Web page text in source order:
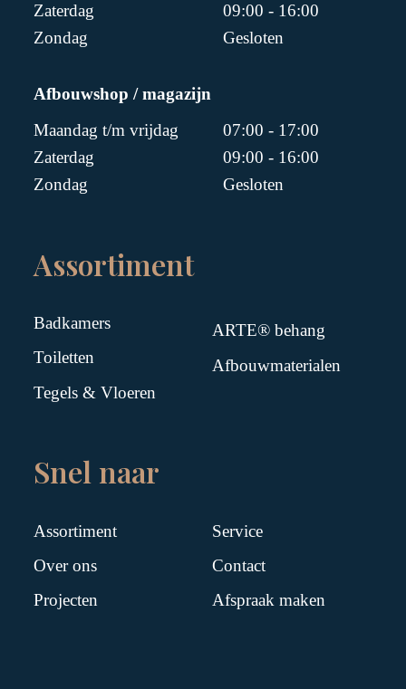
Zaterdag
09:00 - 16:00
Zondag
Gesloten
Afbouwshop / magazijn
Maandag t/m vrijdag
07:00 - 17:00
Zaterdag
09:00 - 16:00
Zondag
Gesloten
Assortiment
Badkamers
Toiletten
Tegels & Vloeren
ARTE® behang
Afbouwmaterialen
Snel naar
Assortiment
Over ons
Projecten
Service
Contact
Afspraak maken